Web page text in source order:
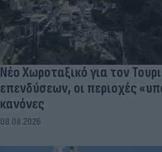
Νέο Χωροταξικό για τον
επενδύσεων, οι περιοχές
κανόνες
08.08.2026